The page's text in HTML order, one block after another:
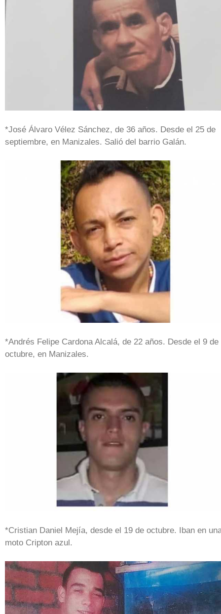
*José Álvaro Vélez Sánchez, de 36 años. Desde el 25 de
septiembre, en Manizales. Salió del barrio Galán.
*Andrés Felipe Cardona Alcalá, de 22 años. Desde el 9 de
octubre, en Manizales.
*Cristian Daniel Mejía, desde el 19 de octubre. Iban en
moto Cripton azul.